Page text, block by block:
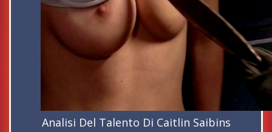
Analisi Del Talento Di Caitlin Saibins